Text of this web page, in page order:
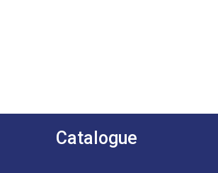
Catalogue